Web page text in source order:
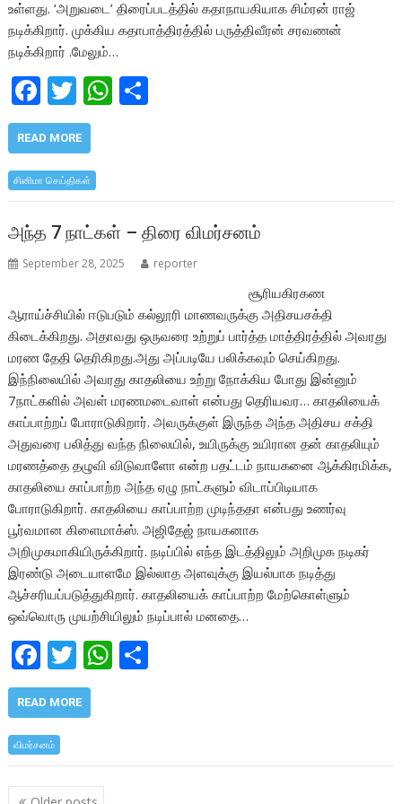
உள்ளது. ‘அறுவடை’ திரைப்படத்தில் கதாநாயகியாக சிம்ரன் ராஜ்
நடிக்கிறார். முக்கிய கதாபாத்திரத்தில் பருத்திவீரன் சரவணன்
நடிக்கிறார் .மேலும்…
F
ac
e
b
o
o
k
T
w
itt
er
W
A
p
p
READ MORE
சினிமா செய்திகள்
அந்த 7 நாட்கள் – திரை விமர்சனம்
September 28, 2025 reporter
சூரியகிரகண
ஆராய்ச்சியில் ஈடுபடும் கல்லூரி மாணவருக்கு அதிசயசக்தி
கிடைக்கிறது. அதாவது ஒருவரை உற்றுப் பார்த்த மாத்திரத்தில் அவரது
மரண தேதி தெரிகிறது.அது அப்படியே பலிக்கவும் செய்கிறது.
இந்நிலையில் அவரது காதலியை உற்று நோக்கிய போது இன்னும்
7நாட்களில் அவள் மரணமடைவாள் என்பது தெரியவர… காதலியைக்
காப்பாற்றப் போராடுகிறார். அவருக்குள் இருந்த அந்த அதிசய சக்தி
அதுவரை பலித்து வந்த நிலையில், உயிருக்கு உயிரான தன் காதலியும்
மரணத்தை தழுவி விடுவாளோ என்ற பதட்டம் நாயகனை ஆக்கிரமிக்க,
காதலியை காப்பாற்ற அந்த ஏழு நாட்களும் விடாப்பிடியாக
போராடுகிறார். காதலியை காப்பாற்ற முடிந்ததா என்பது உணர்வு
பூர்வமான கிளைமாக்ஸ். அஜிதேஜ் நாயகனாக
அறிமுகமாகியிருக்கிறார். நடிப்பில் எந்த இடத்திலும் அறிமுக நடிகர்
இரண்டு அடையாளமே இல்லாத அளவுக்கு இயல்பாக நடித்து
ஆச்சரியப்படுத்துகிறார். காதலியைக் காப்பாற்ற மேற்கொள்ளும்
ஒவ்வொரு முயற்சியிலும் நடிப்பால் மனதை…
F
ac
e
b
o
T
w
itt
W
h
A
READ MORE
விமர்சனம்
Posts